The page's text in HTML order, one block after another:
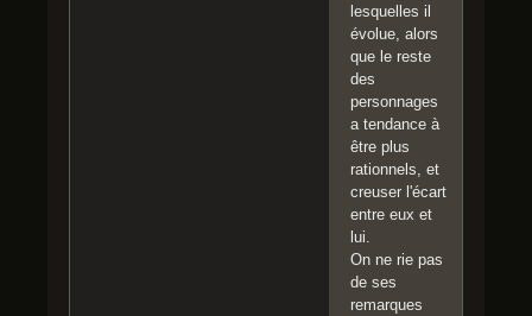
lesquelles il
évolue, alors
que le reste
des
personnages
a tendance à
être plus
rationnels, et
creuser l'écart
entre eux et
lui.
On ne rie pas
de ses
remarques